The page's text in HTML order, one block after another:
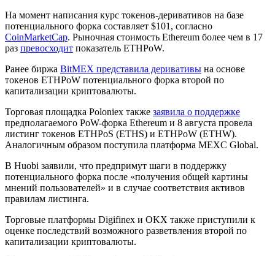
На момент написания курс токенов-деривативов на базе
потенциального форка составляет $101, согласно
CoinMarketCap. Рыночная стоимость Ethereum более чем в 17
раз превосходит показатель ETHPoW.
Ранее биржа BitMEX представила деривативы на основе
токенов ETHPoW потенциального форка второй по
капитализации криптовалюты.
Торговая площадка Poloniex также заявила о поддержке
предполагаемого PoW-форка Ethereum и 8 августа провела
листинг токенов ETHPoS (ETHS) и ETHPoW (ETHW).
Аналогичным образом поступила платформа MEXC Global.
В Huobi заявили, что предпримут шаги в поддержку
потенциального форка после «получения общей картины
мнений пользователей» и в случае соответствия активов
правилам листинга.
Торговые платформы Digifinex и OKX также приступили к
оценке последствий возможного разветвления второй по
капитализации криптовалюты.